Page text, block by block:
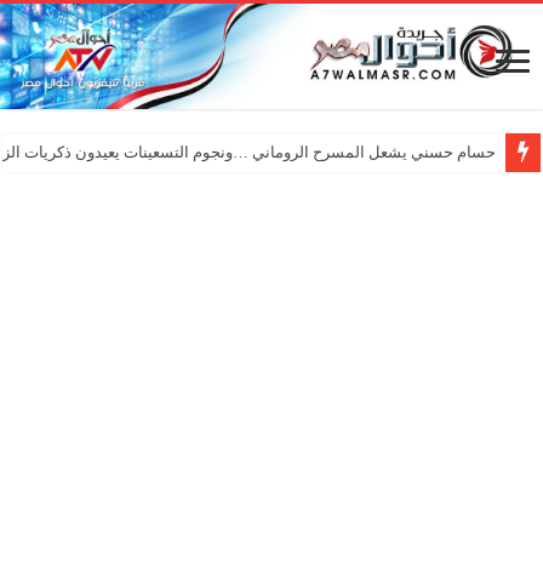
حسام حسني يشعل المسرح الروماني …ونجوم التسعينات يعيدون ذكريات